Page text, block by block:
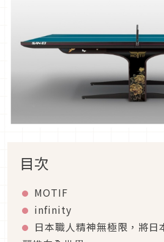
目次
MOTIF
infinity
日本職人精神無極限，將日